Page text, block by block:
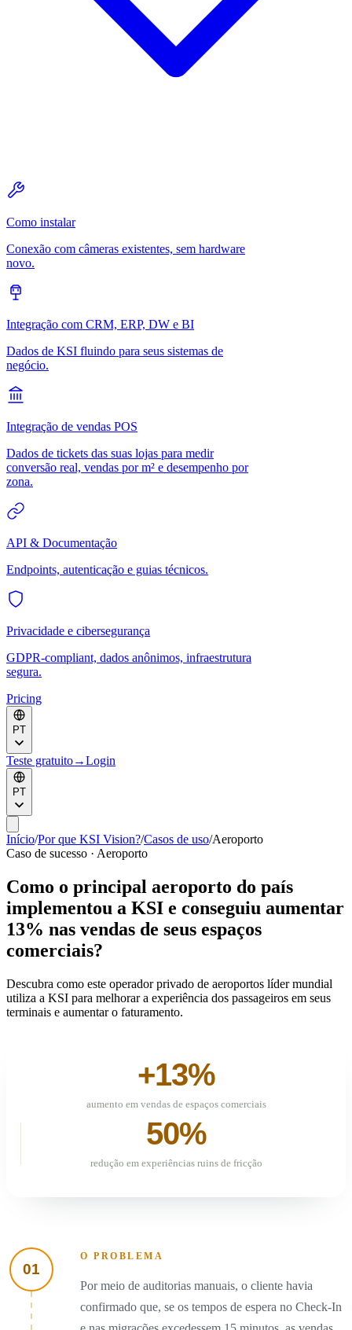
Como instalar
Conexão com câmeras existentes, sem hardware
novo.
Integração com CRM, ERP, DW e BI
Dados de KSI fluindo para seus sistemas de
negócio.
Integração de vendas POS
Dados de tickets das suas lojas para medir
conversão real, vendas por m² e desempenho por
zona.
API & Documentação
Endpoints, autenticação e guias técnicos.
Privacidade e cibersegurança
GDPR-compliant, dados anônimos, infraestrutura
segura.
Pricing
PT
Teste gratuito→Login
PT
Início/Por que KSI Vision?/Casos de uso/Aeroporto
Caso de sucesso · Aeroporto
Como o principal aeroporto do país
implementou a KSI e conseguiu aumentar
13% nas vendas de seus espaços
comerciais?
Descubra como este operador privado de aeroportos líder mundial
utiliza a KSI para melhorar a experiência dos passageiros em seus
terminais e aumentar o faturamento.
+13%
aumento em vendas de espaços comerciais
50%
redução em experiências ruins de fricção
01
O PROBLEMA
Por meio de auditorias manuais, o cliente havia
confirmado que, se os tempos de espera no Check-In